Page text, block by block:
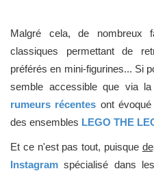
Malgré cela, de nombreux
classiques permettant de
préférés en mini-figurines... Si
semble accessible que via la
rumeurs récentes ont
des ensembles LEGO THE
Et ce n'est pas tout, puisque
Instagram spécialisé dans